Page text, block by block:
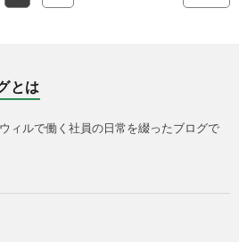
とは
ィルで働く社員の日常を綴ったブログで